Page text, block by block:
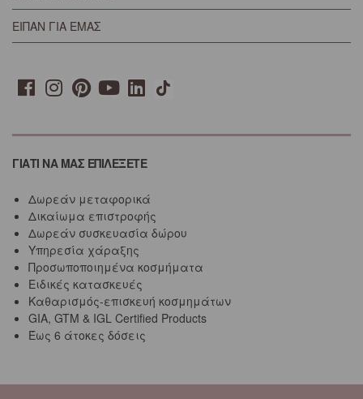
ΕΙΠΑΝ ΓΙΑ ΕΜΑΣ
ΓΙΑΤΙ ΝΑ ΜΑΣ ΕΠΙΛΕΞΕΤΕ
Δωρεάν μεταφορικά
Δικαίωμα επιστροφής
Δωρεάν συσκευασία δώρου
Υπηρεσία χάραξης
Προσωποποιημένα κοσμήματα
Ειδικές κατασκευές
Καθαρισμός-επισκευή κοσμημάτων
GIA, GTM & IGL Certified Products
Έως 6 άτοκες δόσεις